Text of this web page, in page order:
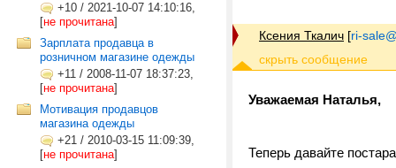
+10 / 2021-10-07 14:10:16,
[не прочитана]
Зарплата продавца в
розничном магазине одежды
+11 / 2008-11-07 18:37:23,
[не прочитана]
Мотивация продавцов
магазина одежды
+21 / 2010-03-15 11:09:39,
[не прочитана]
Ксения Ткалич [ri-
Уважаемая Наталья,
Теперь давайте